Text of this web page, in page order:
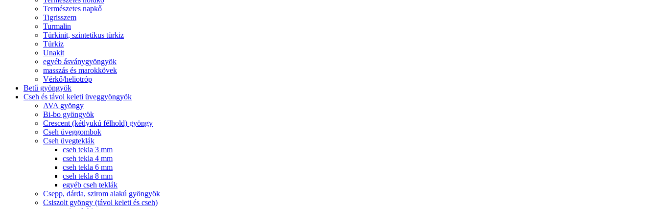
Természetes napkő
Tigrisszem
Turmalin
Türkinit, szintetikus türkiz
Türkiz
Unakit
egyéb ásványgyöngyök
masszás és marokkövek
Vérkő/heliotróp
Betű gyöngyök
Cseh és távol keleti üveggyöngyök
AVA gyöngy
Bi-bo gyöngyök
Crescent (kétlyukú félhold) gyöngy
Cseh üveggombok
Cseh üvegteklák
cseh tekla 3 mm
cseh tekla 4 mm
cseh tekla 6 mm
cseh tekla 8 mm
egyéb cseh teklák
Csepp, dárda, szirom alakú gyöngyök
Csiszolt gyöngy (távol keleti és cseh)